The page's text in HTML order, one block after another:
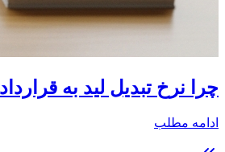
چرا نرخ تبدیل لید به
ادامه مطلب